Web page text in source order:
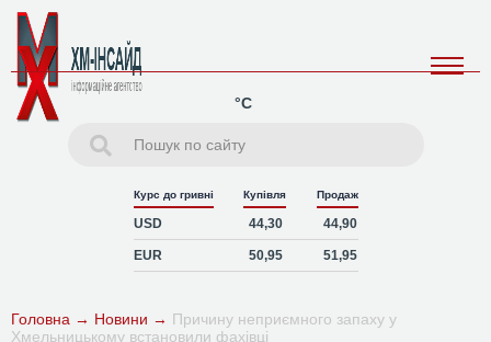
°C
Курс до гривні Купівля Продаж
USD 44,30 44,90
EUR 50,95 51,95
Головна → Новини → Причину неприємного запаху у
Хмельницькому встановили фахівці